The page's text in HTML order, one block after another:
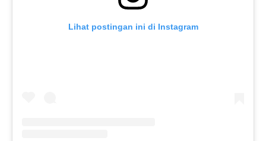
Lihat postingan ini di Instagram